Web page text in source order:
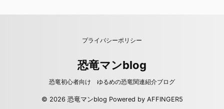
プライバシーポリシー
恐竜マンblog
恐竜初心者向け ゆるめの恐竜関連紹介ブログ
© 2026 恐竜マンblog Powered by AFFINGER5